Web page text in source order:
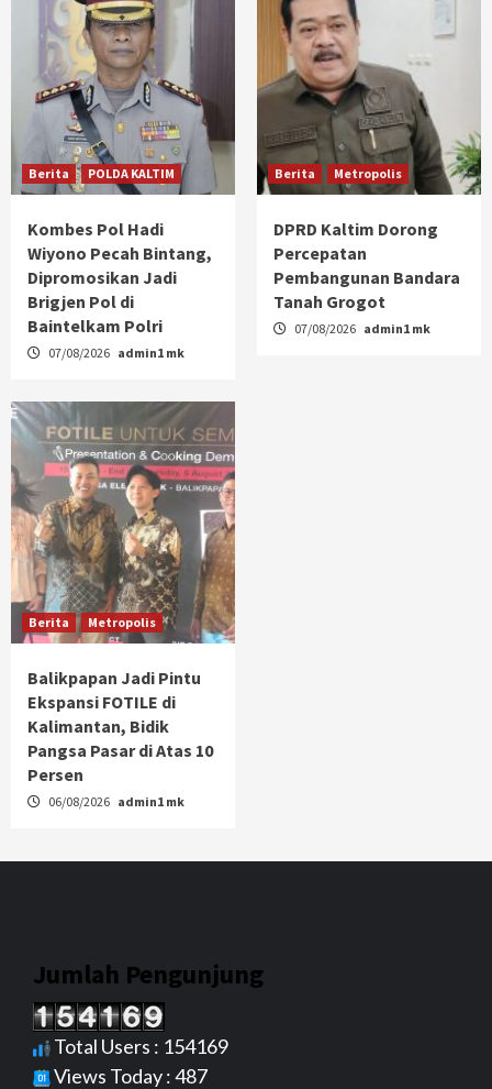
Berita POLDA KALTIM
Kombes Pol Hadi
Wiyono Pecah Bintang,
Dipromosikan Jadi
Brigjen Pol di
Baintelkam Polri
07/08/2026 admin1 mk
Berita Metropolis
DPRD Kaltim Dorong
Percepatan
Pembangunan Bandara
Tanah Grogot
07/08/2026 admin1 mk
Berita Metropolis
Balikpapan Jadi Pintu
Ekspansi FOTILE di
Kalimantan, Bidik
Pangsa Pasar di Atas 10
Persen
06/08/2026 admin1 mk
Jumlah Pengunjung
Total Users : 154169
Views Today : 487